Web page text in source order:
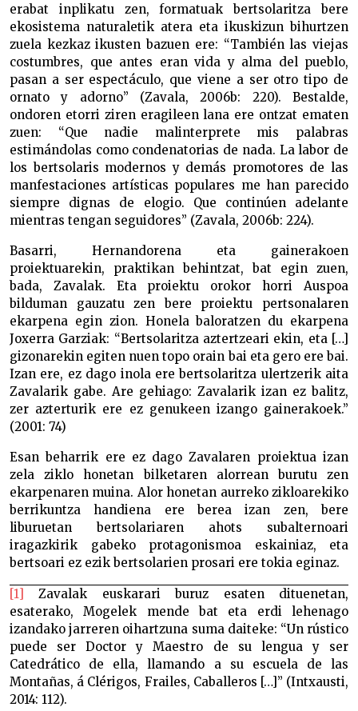
erabat inplikatu zen, formatuak bertsolaritza bere
ekosistema naturaletik atera eta ikuskizun bihurtzen
zuela kezkaz ikusten bazuen ere: “También las viejas
costumbres, que antes eran vida y alma del pueblo,
pasan a ser espectáculo, que viene a ser otro tipo de
ornato y adorno” (Zavala, 2006b: 220). Bestalde,
ondoren etorri ziren eragileen lana ere ontzat ematen
zuen: “Que nadie malinterprete mis palabras
estimándolas como condenatorias de nada. La labor de
los bertsolaris modernos y demás promotores de las
manfestaciones artísticas populares me han parecido
siempre dignas de elogio. Que continúen adelante
mientras tengan seguidores” (Zavala, 2006b: 224).
Basarri, Hernandorena eta gainerakoen
proiektuarekin, praktikan behintzat, bat egin zuen,
bada, Zavalak. Eta proiektu orokor horri Auspoa
bilduman gauzatu zen bere proiektu pertsonalaren
ekarpena egin zion. Honela baloratzen du ekarpena
Joxerra Garziak: “Bertsolaritza aztertzeari ekin, eta […]
gizonarekin egiten nuen topo orain bai eta gero ere bai.
Izan ere, ez dago inola ere bertsolaritza ulertzerik aita
Zavalarik gabe. Are gehiago: Zavalarik izan ez balitz,
zer azterturik ere ez genukeen izango gainerakoek.”
(2001: 74)
Esan beharrik ere ez dago Zavalaren proiektua izan
zela ziklo honetan bilketaren alorrean burutu zen
ekarpenaren muina. Alor honetan aurreko zikloarekiko
berrikuntza handiena ere berea izan zen, bere
liburuetan bertsolariaren ahots subalternoari
iragazkirik gabeko protagonismoa eskainiaz, eta
bertsoari ez ezik bertsolarien prosari ere tokia eginaz.
[1] Zavalak euskarari buruz esaten dituenetan,
esaterako, Mogelek mende bat eta erdi lehenago
izandako jarreren oihartzuna suma daiteke: “Un rústico
puede ser Doctor y Maestro de su lengua y ser
Catedrático de ella, llamando a su escuela de las
Montañas, á Clérigos, Frailes, Caballeros […]” (Intxausti,
2014: 112).